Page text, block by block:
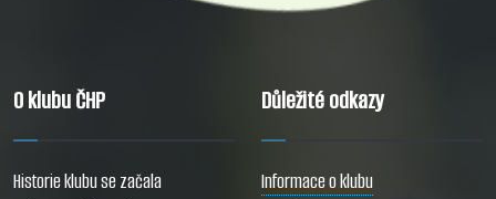
O klubu ČHP
Historie klubu se začala
Důležité odkazy
Informace o klubu